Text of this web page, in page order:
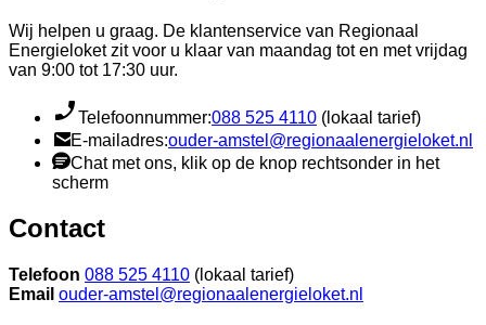
Wij helpen u graag. De klantenservice van Regionaal
Energieloket zit voor u klaar van maandag tot en met vrijdag
van 9:00 tot 17:30 uur.
Telefoonnummer:088 525 4110 (lokaal tarief)
E-mailadres:ouder-amstel@regionaalenergieloket.nl
Chat met ons, klik op de knop rechtsonder in het
scherm
Contact
Telefoon 088 525 4110 (lokaal tarief)
Email ouder-amstel@regionaalenergieloket.nl